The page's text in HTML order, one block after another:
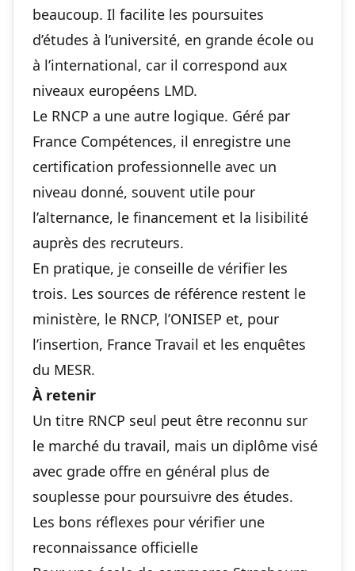
beaucoup. Il facilite les poursuites
d’études à l’université, en grande école ou
à l’international, car il correspond aux
niveaux européens LMD.
Le RNCP a une autre logique. Géré par
France Compétences, il enregistre une
certification professionnelle avec un
niveau donné, souvent utile pour
l’alternance, le financement et la lisibilité
auprès des recruteurs.
En pratique, je conseille de vérifier les
trois. Les sources de référence restent le
ministère, le RNCP, l’ONISEP et, pour
l’insertion, France Travail et les enquêtes
du MESR.
À retenir
Un titre RNCP seul peut être reconnu sur
le marché du travail, mais un diplôme visé
avec grade offre en général plus de
souplesse pour poursuivre des études.
Les bons réflexes pour vérifier une
reconnaissance officielle